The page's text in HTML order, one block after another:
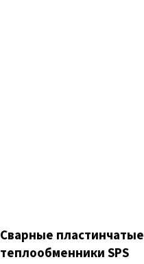
Сварные пластинчатые
теплообменники SPS